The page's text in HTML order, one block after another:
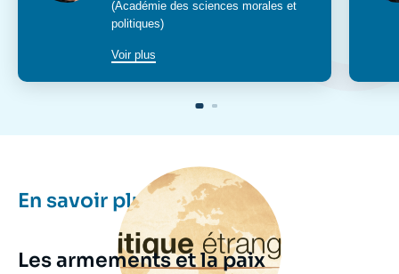
poste
(Académie des sciences morales et
politiques)
Voir plus
En savoir plus
principale
Les armements et la paix